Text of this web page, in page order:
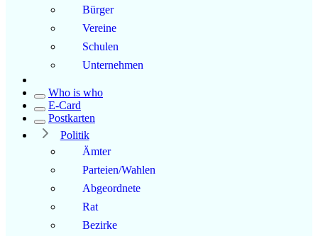
Bürger
Vereine
Schulen
Unternehmen
Who is who
E-Card
Postkarten
Politik
Ämter
Parteien/Wahlen
Abgeordnete
Rat
Bezirke